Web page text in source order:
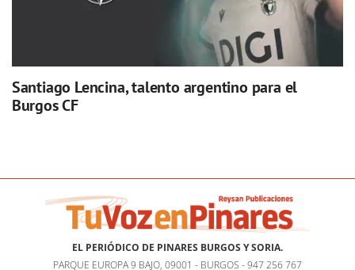
Santiago Lencina, talento argentino para el
Burgos CF
EL PERIÓDICO DE PINARES BURGOS Y SORIA.
PARQUE EUROPA 9 BAJO, 09001 - BURGOS - 947 256 767